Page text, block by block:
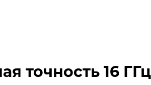
точность 16 ГГц